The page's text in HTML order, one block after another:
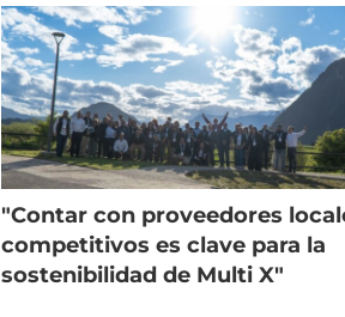
"Contar con proveedores
competitivos es clave para la
sostenibilidad de Multi X"